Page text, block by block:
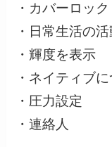
・カバーロック
・日常生活の活
・輝度を表示
・ネイティブ
・圧力設定
・連絡人